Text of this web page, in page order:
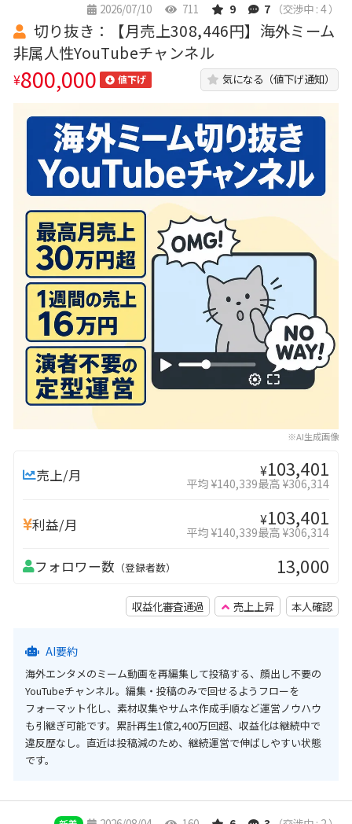
2026/07/10
711 9 7 （交渉中 : 4 ）
※AI生成画像
切り抜き：【月売上308,446円】海外ミーム
非属人性YouTubeチャンネル
¥800,000 値下げ 気になる（値下げ通知）
売上/月 ¥103,401
平均 ¥140,339最高 ¥306,314
利益/月 ¥103,401
平均 ¥140,339最高 ¥306,314
フォロワー数 （登録者数） 13,000
収益化審査通過 売上上昇 本人確認
AI要約
海外エンタメのミーム動画を再編集して投稿する、顔出し不要の
YouTubeチャンネル。編集・投稿のみで回せるようフローを
フォーマット化し、素材収集やサムネ作成手順など運営ノウハウ
も引継ぎ可能です。累計再生1億2,400万回超、収益化は継続中で
違反歴なし。直近は投稿減のため、継続運営で伸ばしやすい状態
です。